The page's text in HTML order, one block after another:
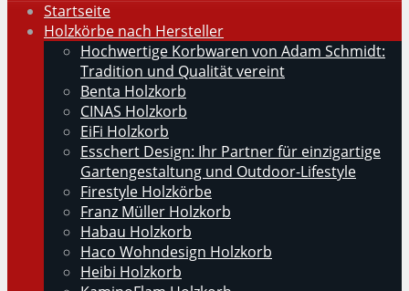
Startseite
Holzkörbe nach Hersteller
Hochwertige Korbwaren von Adam Schmidt:
Tradition und Qualität vereint
Benta Holzkorb
CINAS Holzkorb
EiFi Holzkorb
Esschert Design: Ihr Partner für einzigartige
Gartengestaltung und Outdoor-Lifestyle
Firestyle Holzkörbe
Franz Müller Holzkorb
Habau Holzkorb
Haco Wohndesign Holzkorb
Heibi Holzkorb